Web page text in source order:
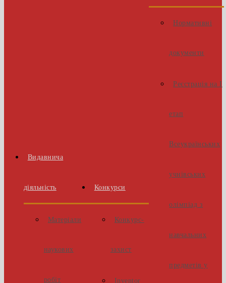
Видавнича
діяльність
Матеріали
наукових
робіт
Конкурси
Конкурс-
захист
Inventor
Нормативні
документи
Реєстрація на І
етап
Всеукраїнських
учнівських
олімпіад з
навчальних
предметів у